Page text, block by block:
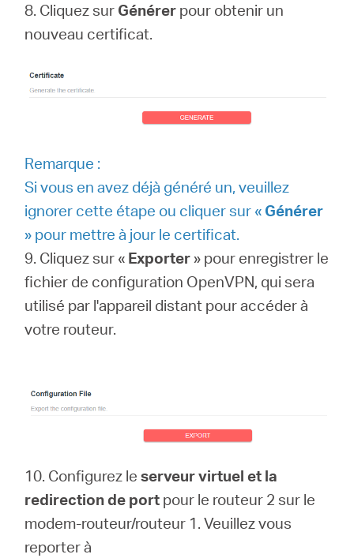
8. Cliquez sur Générer pour obtenir un
nouveau certificat.
Remarque :
Si vous en avez déjà généré un, veuillez
ignorer cette étape ou cliquer sur « Générer
» pour mettre à jour le certificat.
9. Cliquez sur « Exporter» pour enregistrer le
fichier de configuration OpenVPN, qui sera
utilisé par l'appareil distant pour accéder à
votre routeur.
10. Configurez leserveur virtuel et la
redirection de port pour le routeur 2 sur le
modem-routeur/routeur 1. Veuillez vous
reporter à